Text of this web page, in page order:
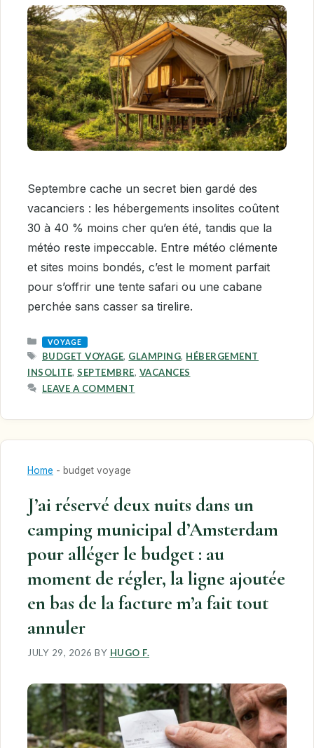
Septembre cache un secret bien gardé des
vacanciers : les hébergements insolites coûtent
30 à 40 % moins cher qu’en été, tandis que la
météo reste impeccable. Entre météo clémente
et sites moins bondés, c’est le moment parfait
pour s’offrir une tente safari ou une cabane
perchée sans casser sa tirelire.
CATEGORIES
VOYAGE
TAGS
BUDGET VOYAGE, GLAMPING, HÉBERGEMENT
INSOLITE, SEPTEMBRE, VACANCES
LEAVE A COMMENT
Home - budget voyage
J’ai réservé deux nuits dans un
camping municipal d’Amsterdam
pour alléger le budget : au
moment de régler, la ligne ajoutée
en bas de la facture m’a fait tout
annuler
JULY 29, 2026 BY HUGO F.